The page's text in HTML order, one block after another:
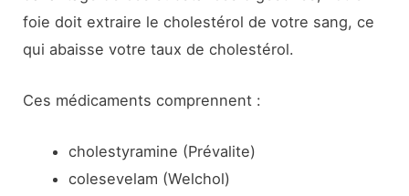
foie doit extraire le cholestérol de votre sang, ce
qui abaisse votre taux de cholestérol.
Ces médicaments comprennent :
cholestyramine (Prévalite)
colesevelam (Welchol)